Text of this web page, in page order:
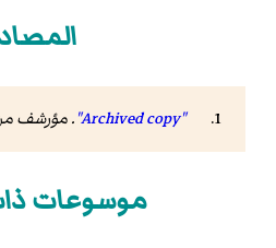
"Archived copy" . مؤرشف
موسوعات